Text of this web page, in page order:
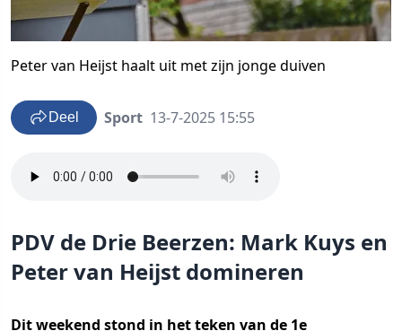
Peter van Heijst haalt uit met zijn jonge duiven
Deel Sport 13-7-2025 15:55
PDV de Drie Beerzen: Mark Kuys en
Peter van Heijst domineren
Dit weekend stond in het teken van de 1e